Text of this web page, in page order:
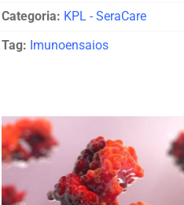
Categoria: KPL - SeraCare
Tag: Imunoensaios